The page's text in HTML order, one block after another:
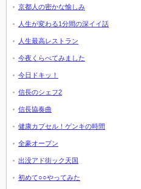
京都人の密かな愉しみ
人生が変わる1分間の深イイ話
人生最高レストラン
今夜くらべてみました
今日ドキッ！
信長のシェフ2
信長協奏曲
健康カプセル！ゲンキの時間
全豪オープン
出没アド街ック天国
初めて○○やってみた